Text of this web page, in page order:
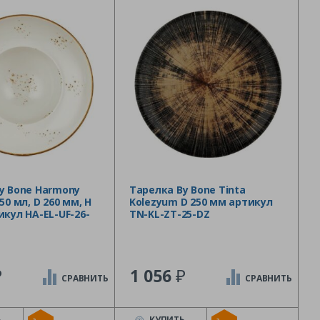
Bone Harmony
мл, D 260 мм, H
HA-EL-UF-26-
СРАВНИТЬ
Тарелка By Bone Tinta
Kolezyum D 250 мм артикул
TN-KL-ZT-25-DZ
1 056₽ СРАВНИТЬ